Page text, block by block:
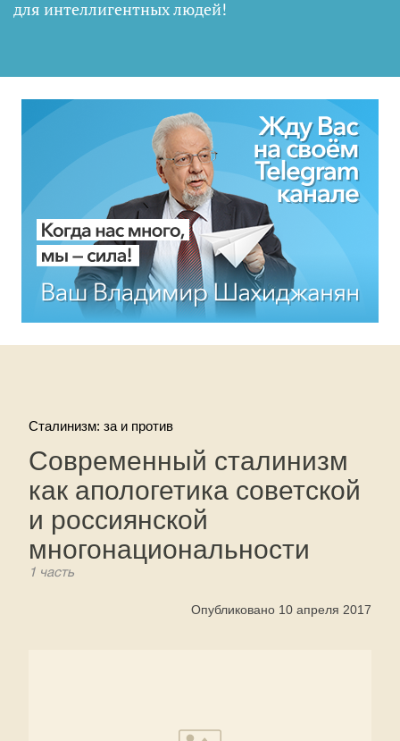
для интеллигентных людей!
Сталинизм: за и против
Современный сталинизм
как апологетика советской
и россиянской
многонациональности
1 часть
Опубликовано 10 апреля 2017